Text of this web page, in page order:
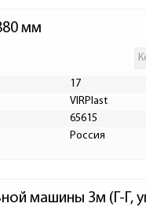
мм
17
VIRPlast
65615
Россия
машины 3м (Г-Г,